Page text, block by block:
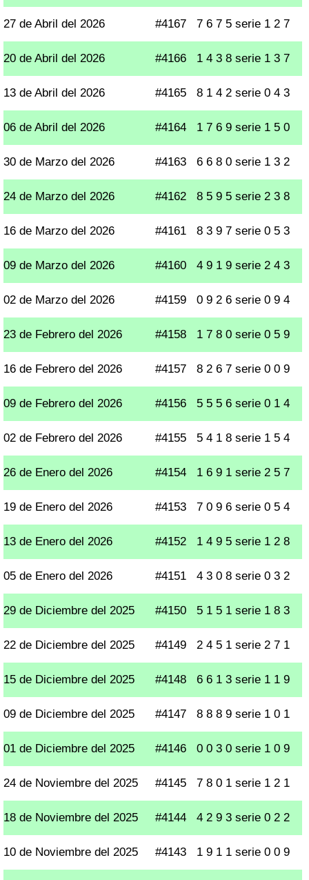
27 de Abril del 2026 #4167 7 6 7 5 serie 1 2 7
20 de Abril del 2026 #4166 1 4 3 8 serie 1 3 7
13 de Abril del 2026 #4165 8 1 4 2 serie 0 4 3
06 de Abril del 2026 #4164 1 7 6 9 serie 1 5 0
30 de Marzo del 2026 #4163 6 6 8 0 serie 1 3 2
24 de Marzo del 2026 #4162 8 5 9 5 serie 2 3 8
16 de Marzo del 2026 #4161 8 3 9 7 serie 0 5 3
09 de Marzo del 2026 #4160 4 9 1 9 serie 2 4 3
02 de Marzo del 2026 #4159 0 9 2 6 serie 0 9 4
23 de Febrero del 2026 #4158 1 7 8 0 serie 0 5 9
16 de Febrero del 2026 #4157 8 2 6 7 serie 0 0 9
09 de Febrero del 2026 #4156 5 5 5 6 serie 0 1 4
02 de Febrero del 2026 #4155 5 4 1 8 serie 1 5 4
26 de Enero del 2026 #4154 1 6 9 1 serie 2 5 7
19 de Enero del 2026 #4153 7 0 9 6 serie 0 5 4
13 de Enero del 2026 #4152 1 4 9 5 serie 1 2 8
05 de Enero del 2026 #4151 4 3 0 8 serie 0 3 2
29 de Diciembre del 2025 #4150 5 1 5 1 serie 1 8 3
22 de Diciembre del 2025 #4149 2 4 5 1 serie 2 7 1
15 de Diciembre del 2025 #4148 6 6 1 3 serie 1 1 9
09 de Diciembre del 2025 #4147 8 8 8 9 serie 1 0 1
01 de Diciembre del 2025 #4146 0 0 3 0 serie 1 0 9
24 de Noviembre del 2025 #4145 7 8 0 1 serie 1 2 1
18 de Noviembre del 2025 #4144 4 2 9 3 serie 0 2 2
10 de Noviembre del 2025 #4143 1 9 1 1 serie 0 0 9